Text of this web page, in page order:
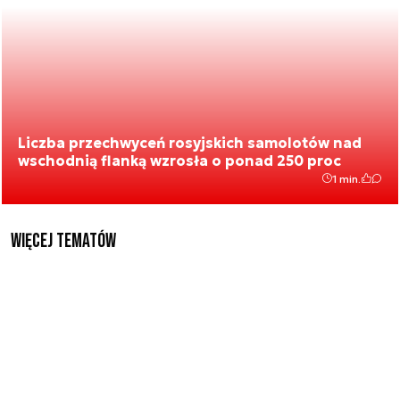
Liczba przechwyceń rosyjskich samolotów nad
wschodnią flanką wzrosła o ponad 250 proc
1 min.
Więcej tematów